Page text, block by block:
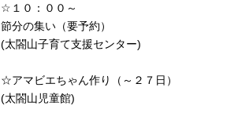
☆１０：００～
節分の集い（要予約）
(太閤山子育て支援センター)
☆アマビエちゃん作り（～２７日）
(太閤山児童館)